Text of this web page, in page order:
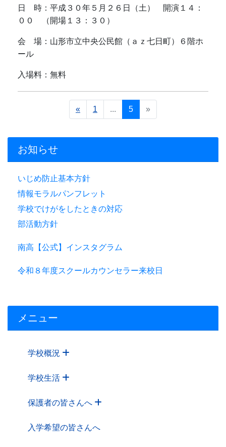
お知らせ
いじめ防止基本方針
情報モラルパンフレット
学校でけがをしたときの対応
部活動方針
南高【公式】インスタグラム
令和８年度スクールカウンセラー来校日
メニュー
学校概況
学校生活
保護者の皆さんへ
入学希望の皆さんへ
日 時：平成３０年５月２６日（土） 開演１４：
００ （開場１３：３０）
会 場：山形市立中央公民館（ａｚ七日町）６階ホ
ール
入場料：無料
« 1 ... 5 »